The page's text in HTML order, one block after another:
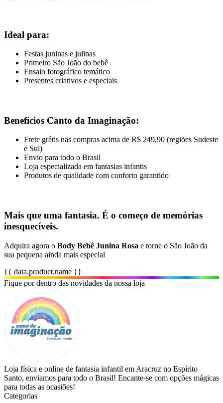
Ideal para:
Festas juninas e julinas
Primeiro São João do bebê
Ensaio fotográfico temático
Presentes criativos e especiais
Benefícios Canto da Imaginação:
Frete grátis nas compras acima de R$ 249,90 (regiões Sudeste
e Sul)
Envio para todo o Brasil
Loja especializada em fantasias infantis
Produtos de qualidade com conforto garantido
Mais que uma fantasia. É o começo de memórias
inesquecíveis.
Adquira agora o Body Bebê Junina Rosa e torne o São João da
sua pequena ainda mais especial
{{ data.product.name }}
Fique por dentro das novidades da nossa loja
Loja física e online de fantasia infantil em Aracruz no Espírito
Santo, enviamos para todo o Brasil! Encante-se com opções mágicas
para todas as ocasiões!
Categorias